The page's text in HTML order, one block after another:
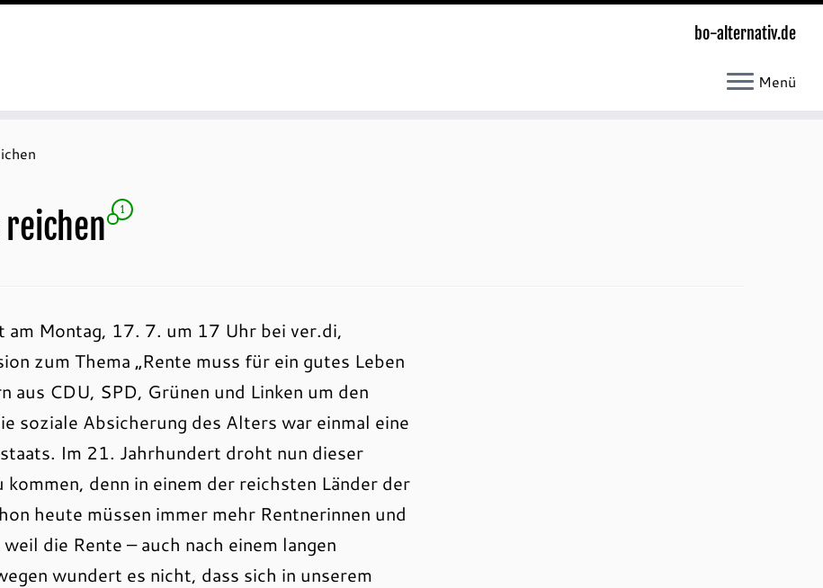
bo-alternativ.de
Menü
reichen 1
Montag, 17. 7. um 17 Uhr bei ver.di,
zum Thema „Rente muss für ein gutes Leben
CDU, SPD, Grünen und Linken um den
soziale Absicherung des Alters war einmal eine
Im 21. Jahrhundert droht nun dieser
denn in einem der reichsten Länder der
heute müssen immer mehr Rentnerinnen und
die Rente – auch nach einem langen
wundert es nicht, dass sich in unserem